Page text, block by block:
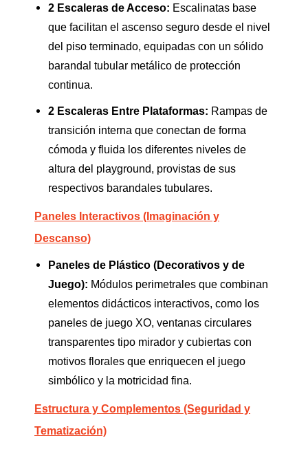
2 Escaleras de Acceso: Escalinatas base
que facilitan el ascenso seguro desde el nivel
del piso terminado, equipadas con un sólido
barandal tubular metálico de protección
continua.
2 Escaleras Entre Plataformas: Rampas de
transición interna que conectan de forma
cómoda y fluida los diferentes niveles de
altura del playground, provistas de sus
respectivos barandales tubulares.
Paneles Interactivos (Imaginación y
Descanso)
Paneles de Plástico (Decorativos y de
Juego): Módulos perimetrales que combinan
elementos didácticos interactivos, como los
paneles de juego XO, ventanas circulares
transparentes tipo mirador y cubiertas con
motivos florales que enriquecen el juego
simbólico y la motricidad fina.
Estructura y Complementos (Seguridad y
Tematización)